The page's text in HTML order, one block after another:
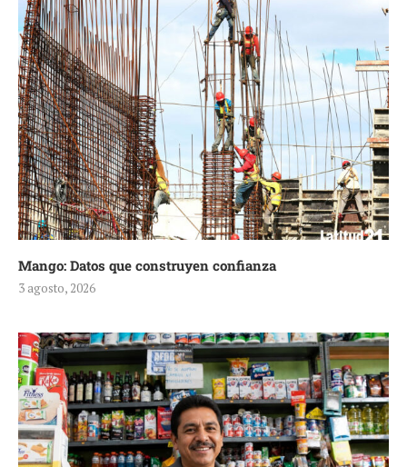
Mango: Datos que construyen confianza
3 agosto, 2026